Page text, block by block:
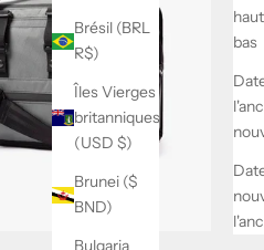
Brésil (BRL
R$)
Îles Vierges
britanniques
(USD $)
Brunei ($
BND)
Bulgaria
bas